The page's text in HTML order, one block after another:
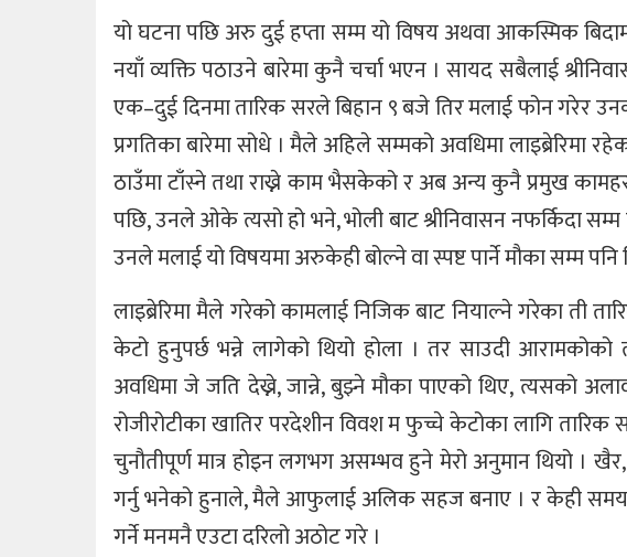
यो घटना पछि अरु दुई हप्ता सम्म यो विषय अथवा आकस्मिक
नयाँ व्यक्ति पठाउने बारेमा कुनै चर्चा भएन । सायद सबैलाई
एक–दुई दिनमा तारिक सरले बिहान ९ बजे तिर मलाई फोन गरेर
प्रगतिका बारेमा सोधे । मैले अहिले सम्मको अवधिमा लाइब्रेरिमा
ठाउँमा टाँस्ने तथा राख्ने काम भैसकेको र अब अन्य कुनै प्रमुख
पछि, उनले ओके त्यसो हो भने, भोली बाट श्रीनिवासन नफर्किदा
उनले मलाई यो विषयमा अरुकेही बोल्ने वा स्पष्ट पार्ने मौका सम्म पनि
लाइब्रेरिमा मैले गरेको कामलाई निजिक बाट नियाल्ने गरेका ती
केटो हुनुपर्छ भन्ने लागेको थियो होला । तर साउदी आरामकोको
अवधिमा जे जति देख्ने, जान्ने, बुझ्ने मौका पाएको थिए, त्यसको
रोजीरोटीका खातिर परदेशीन विवश म फुच्चे केटोका लागि
चुनौतीपूर्ण मात्र होइन लगभग असम्भव हुने मेरो अनुमान थियो ।
गर्नु भनेको हुनाले, मैले आफुलाई अलिक सहज बनाए । र केही
गर्ने मनमनै एउटा दरिलो अठोट गरे ।